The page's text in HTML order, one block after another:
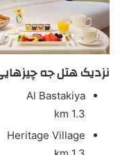
نزدیک هتل جه
Al Bastakiya
1.3 km
Heritage Village